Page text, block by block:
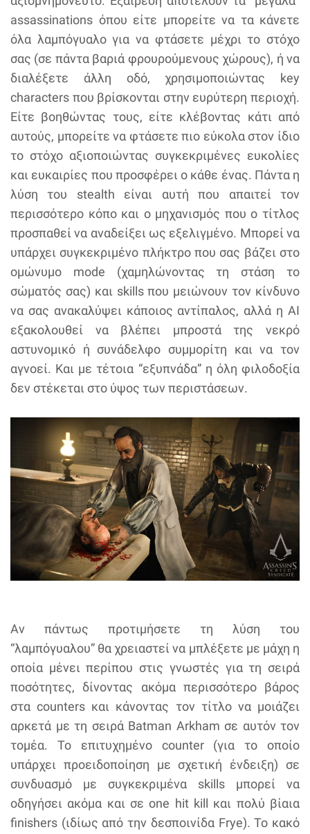
assassinations όπου είτε μπορείτε να τα κάνετε
όλα λαμπόγυαλo για να φτάσετε μέχρι το στόχο
σας (σε πάντα βαριά φρουρούμενους χώρους), ή να
διαλέξετε άλλη οδό, χρησιμοποιώντας key
characters που βρίσκονται στην ευρύτερη περιοχή.
Είτε βοηθώντας τους, είτε κλέβοντας κάτι από
αυτούς, μπορείτε να φτάσετε πιο εύκολα στον ίδιο
το στόχο αξιοποιώντας συγκεκριμένες ευκολίες
και ευκαιρίες που προσφέρει ο κάθε ένας. Πάντα η
λύση του stealth είναι αυτή που απαιτεί τον
περισσότερο κόπο και ο μηχανισμός που ο τίτλος
προσπαθεί να αναδείξει ως εξελιγμένο. Μπορεί να
υπάρχει συγκεκριμένο πλήκτρο που σας βάζει στο
ομώνυμο mode (χαμηλώνοντας τη στάση το
σώματός σας) και skills που μειώνουν τον κίνδυνο
να σας ανακαλύψει κάποιος αντίπαλος, αλλά η AI
εξακολουθεί να βλέπει μπροστά της νεκρό
αστυνομικό ή συνάδελφο συμμορίτη και να τον
αγνοεί. Και με τέτοια “εξυπνάδα” η όλη φιλοδοξία
δεν στέκεται στο ύψος των περιστάσεων.
Αν πάντως προτιμήσετε τη λύση του
“λαμπόγυαλου” θα χρειαστεί να μπλέξετε με μάχη η
οποία μένει περίπου στις γνωστές για τη σειρά
ποσότητες, δίνοντας ακόμα περισσότερο βάρος
στα counters και κάνοντας τον τίτλο να μοιάζει
αρκετά με τη σειρά Batman Arkham σε αυτόν τον
τομέα. Το επιτυχημένο counter (για το οποίο
υπάρχει προειδοποίηση με σχετική ένδειξη) σε
συνδυασμό με συγκεκριμένα skills μπορεί να
οδηγήσει ακόμα και σε one hit kill και πολύ βίαια
finishers (ιδίως από την δεσποινίδα Frye). Το κακό